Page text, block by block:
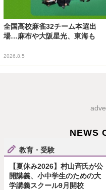
全国高校麻雀32チーム本選出
場…麻布や大阪星光、東海も
2026.8.5
NEWS
教育・受験
【夏休み2026】村山斉氏が公
開講義、小中学生のための大
学講義スクール9月開校